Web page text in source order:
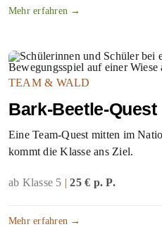
Mehr erfahren →
TEAM & WALD
Bark-Beetle-Quest
Eine Team-Quest mitten im
kommt die Klasse ans Ziel.
ab Klasse 5 | 25 € p. P.
Mehr erfahren →